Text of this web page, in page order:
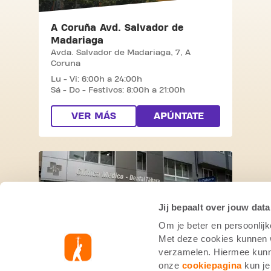
Jij bepaalt over jouw data
Om je beter en
Met deze cookies kunnen
verzamelen. Hiermee
onze cookiepaginakun je
A Coruña Avd. Salvador de
Madariaga
Avda. Salvador de Madariaga, 7, A
Coruna
Lu - Vi: 6:00h a 24:00h
Sá - Do - Festivos: 8:00h a 21:00h
VER MÁS APÚNTATE
SKIP CLUB RÚA ALCALDE MARCHESI
Rúa Alcalde Marchesi